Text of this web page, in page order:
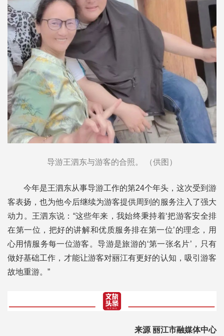
导游王泗东与游客的合照。 （供图）
今年是王泗东从事导游工作的第24个年头，这次受到游
客表扬，也为他今后继续为游客提供周到的服务注入了强大
动力。王泗东说：“这些年来，我始终秉持着‘把游客安全排
在第一位，把好的讲解和优质服务排在第一位’的理念，用
心用情服务每一位游客。导游是旅游的‘第一张名片’，只有
做好基础工作，才能让游客对丽江有更好的认知，吸引游客
故地重游。”
来源 丽江市融媒体中心